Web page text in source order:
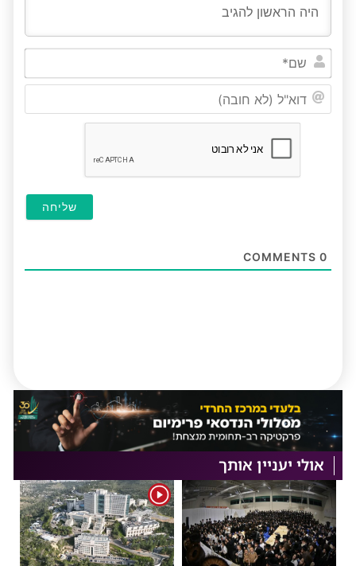
שם*
0
אולי יעניין אותך
1